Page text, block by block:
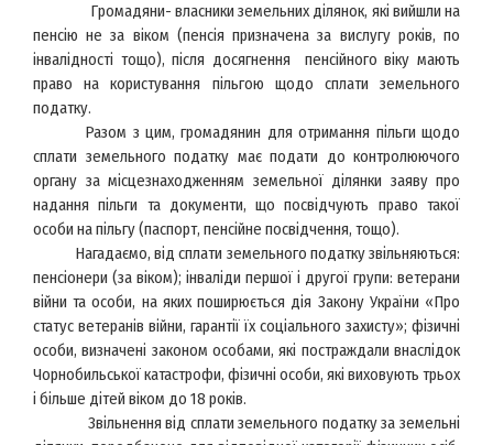
Громадяни- власники земельних ділянок, які вийшли на
пенсію не за віком (пенсія призначена за вислугу років, по
інвалідності тощо), після досягнення пенсійного віку мають
право на користування пільгою щодо сплати земельного
податку.
Разом з цим, громадянин для отримання пільги щодо
сплати земельного податку має подати до контролюючого
органу за місцезнаходженням земельної ділянки заяву про
надання пільги та документи, що посвідчують право такої
особи на пільгу (паспорт, пенсійне посвідчення, тощо).
Нагадаємо, від сплати земельного податку звільняються:
пенсіонери (за віком); інваліди першої і другої групи: ветерани
війни та особи, на яких поширюється дія Закону України «Про
статус ветеранів війни, гарантії їх соціального захисту»; фізичні
особи, визначені законом особами, які постраждали внаслідок
Чорнобильської катастрофи, фізичні особи, які виховують трьох
і більше дітей віком до 18 років.
Звільнення від сплати земельного податку за земельні